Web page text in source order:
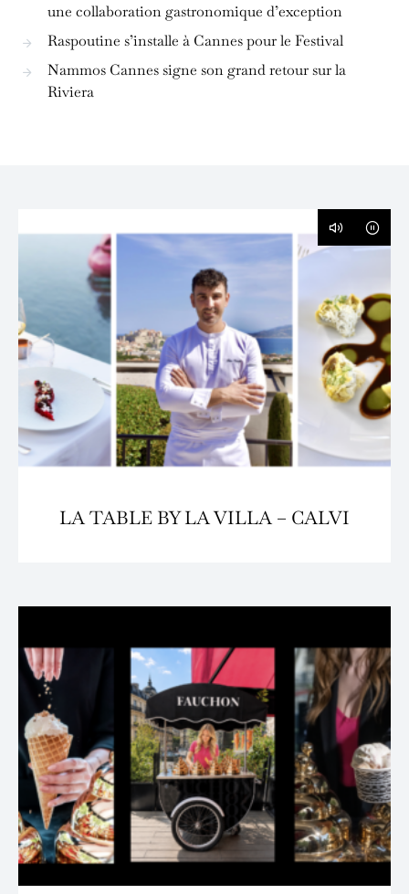
une collaboration gastronomique d’exception
Raspoutine s’installe à Cannes pour le Festival
Nammos Cannes signe son grand retour sur la
Riviera
LA TABLE BY LA VILLA – CALVI